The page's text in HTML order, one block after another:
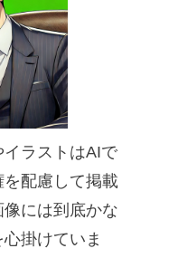
ラストはAIで
配慮して掲載
には到底かな
掛けていま